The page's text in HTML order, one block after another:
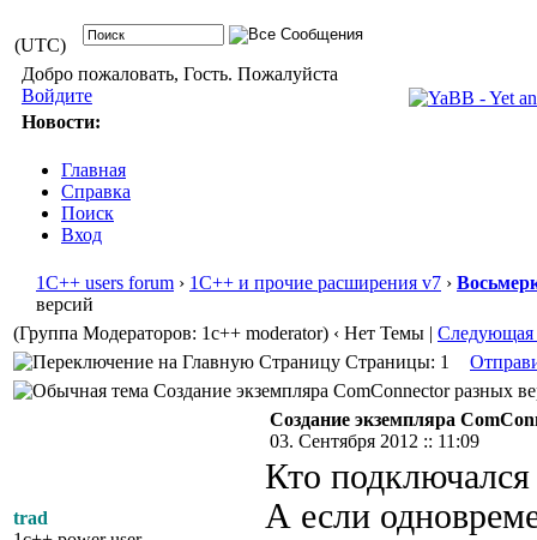
(UTC)
Добро пожаловать, Гость. Пожалуйста
Войдите
Новости:
Главная
Справка
Поиск
Вход
1С++ users forum › 1С++ и прочие расширения v7 ›
версий
(Группа Модераторов: 1c++ moderator) ‹ Нет Темы | Следующая
Страницы: 1
Создание экземпляра ComConnector разных
trad
Создание экземпляра
03. Сентября 2012 :: 11:09
Кто
А если